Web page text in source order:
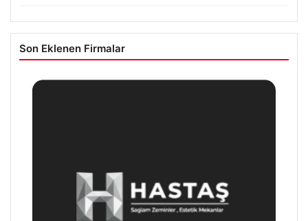
Son Eklenen Firmalar